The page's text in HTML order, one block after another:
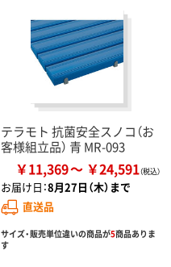
テラモト 抗菌安全スノコ（お
客様組立品） 青 MR-093
￥11,369 ￥24,591
お届け日：8月27日（木）まで
直送品
サイズ・販売単位違いの商品が5商品ありま
す